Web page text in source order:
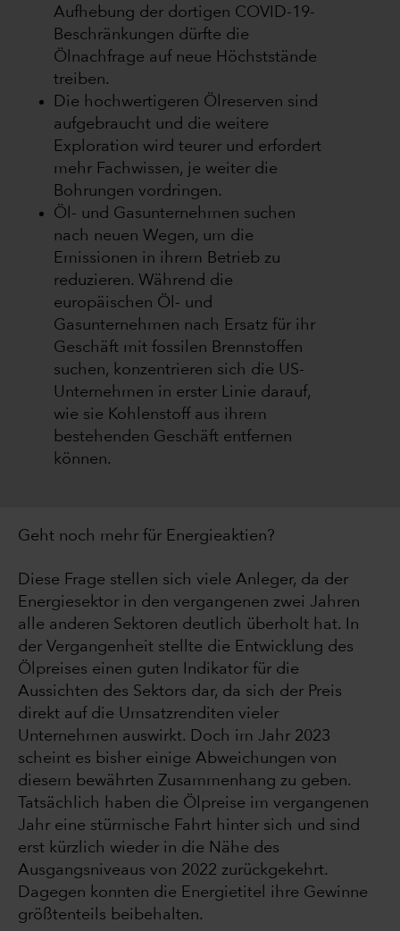
Aufhebung der dortigen COVID-19-
Beschränkungen dürfte die
Ölnachfrage auf neue Höchststände
treiben.
Die hochwertigeren Ölreserven sind
aufgebraucht und die weitere
Exploration wird teurer und erfordert
mehr Fachwissen, je weiter die
Bohrungen vordringen.
Öl- und Gasunternehmen suchen
nach neuen Wegen, um die
Emissionen in ihrem Betrieb zu
reduzieren. Während die
europäischen Öl- und
Gasunternehmen nach Ersatz für ihr
Geschäft mit fossilen Brennstoffen
suchen, konzentrieren sich die US-
Unternehmen in erster Linie darauf,
wie sie Kohlenstoff aus ihrem
bestehenden Geschäft entfernen
können.
Geht noch mehr für Energieaktien?
Diese Frage stellen sich viele Anleger, da der
Energiesektor in den vergangenen zwei Jahren
alle anderen Sektoren deutlich überholt hat. In
der Vergangenheit stellte die Entwicklung des
Ölpreises einen guten Indikator für die
Aussichten des Sektors dar, da sich der Preis
direkt auf die Umsatzrenditen vieler
Unternehmen auswirkt. Doch im Jahr 2023
scheint es bisher einige Abweichungen von
diesem bewährten Zusammenhang zu geben.
Tatsächlich haben die Ölpreise im vergangenen
Jahr eine stürmische Fahrt hinter sich und sind
erst kürzlich wieder in die Nähe des
Ausgangsniveaus von 2022 zurückgekehrt.
Dagegen konnten die Energietitel ihre Gewinne
größtenteils beibehalten.